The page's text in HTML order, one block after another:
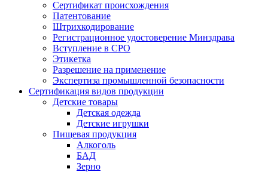
Сертификат происхождения
Патентование
Штрихкодирование
Регистрационное удостоверение Минздрава
Вступление в СРО
Этикетка
Разрешение на применение
Экспертиза промышленной безопасности
Сертификация видов продукции
Детские товары
Детская одежда
Детские игрушки
Пищевая продукция
Алкоголь
БАД
Зерно